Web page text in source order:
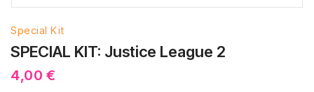
Special Kit
SPECIAL KIT: Justice League 2
4,00 €